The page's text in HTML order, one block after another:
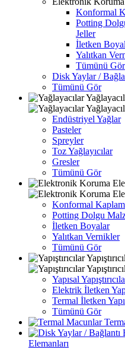
Konformal
Potting
Jeller
İletken
Yalıtkan
Tümünü Gör
Disk Yaylar /
Tümünü Gör
Endüstriyel Yağlar
Pasteler
Spreyler
Toz Yağlayıcılar
Gresler
Tümünü Gör
Konformal
Potting Dolgu
İletken Boyalar
Yalıtkan Vernikler
Tümünü Gör
Yapısal
Elektrik İletken
Termal İletken
Tümünü Gör
Elemanları